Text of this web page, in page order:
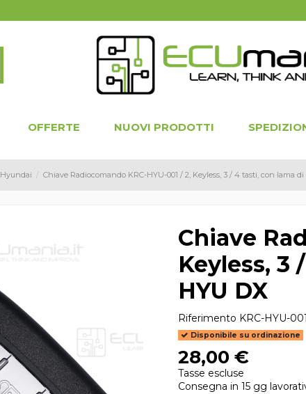
OFFERTE NUOVI PRODOTTI
Hyundai Chiave Radiocomando KRC-HYU-001 / 2, Keyless, 3 / 4 tasti, con lama
Chiave
Keyless, 3
HYU DX
Riferimento KRC-HYU-001
Disponibile su ordinazione
28,00 €
Tasse escluse
Consegna in 15 gg